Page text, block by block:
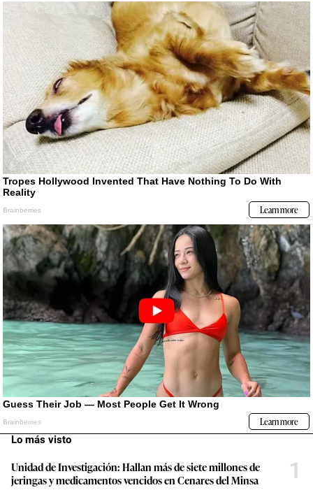
Lo más visto
Unidad de Investigación: Hallan más de siete millones de
jeringas y medicamentos vencidos en Cenares del Minsa
1